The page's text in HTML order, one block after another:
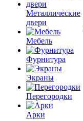
Металлические
двери
Мебель
Фурнитура
Экраны
Перегородки
Арки